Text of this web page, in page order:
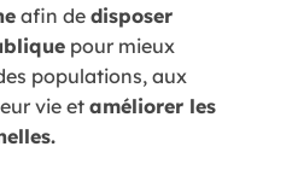
afin de disposer
pour mieux
populations, aux
vie et améliorer les